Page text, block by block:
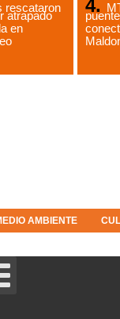
rescataron
atrapado
en
AMBIENTE